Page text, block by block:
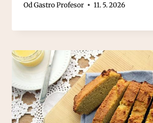
OdGastro Profesor 11. 5. 2026